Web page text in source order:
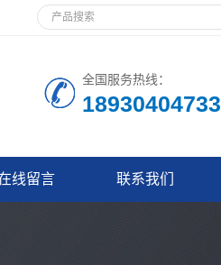
全国服务热线：
18930404733
线留言 联系我们